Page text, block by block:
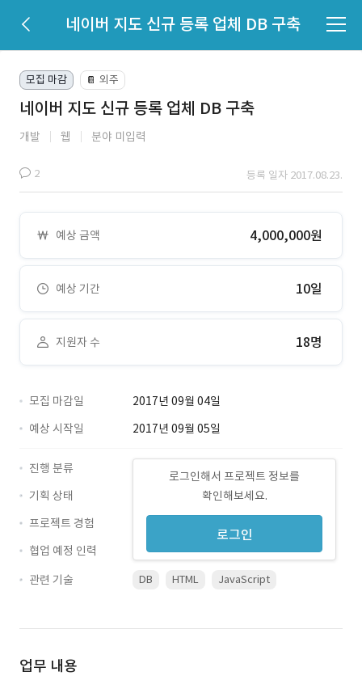
네이버 지도 신규 등록 업체 DB 구축
모집 마감 📔 외주
네이버 지도 신규 등록 업체 DB 구축
개발 웹 분야 미입력
2 등록 일자 2017.08.23.
예상 금액 4,000,000원
예상 기간 10일
지원자 수 18명
모집 마감일
2017년 09월 04일
예상 시작일
2017년 09월 05일
로그인해서 프로젝트 정보를
확인해보세요.
로그인
진행 분류
기획 상태
프로젝트 경험
협업 예정 인력
관련 기술
DB HTML JavaScript
업무 내용